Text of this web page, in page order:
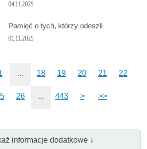
04.11.2025
Pamięć o tych, którzy odeszli
01.11.2025
... 18 19 20 21 22
26 ... 443 > >>
informacje dodatkowe ↓